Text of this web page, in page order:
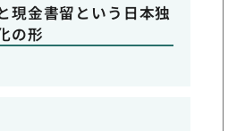
現金書留という日本独
の形